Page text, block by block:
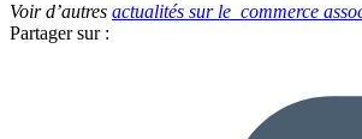
Voir d’autres actualités sur le commerce
Partager sur :